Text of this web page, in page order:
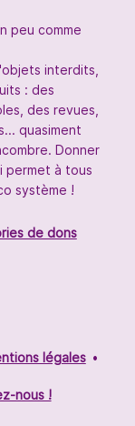
peu comme
interdits,
: des
des revues,
quasiment
Donner
permet à tous
système !
de dons
légales
nous !